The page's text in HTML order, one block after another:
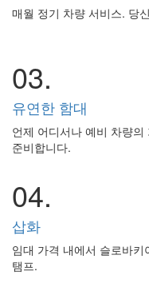
매월 정기 차량 서비스. 당
03.
유연한 함대
언제 어디서나 예비 차량
준비합니다.
04.
삽화
임대 가격 내에서 슬로바
탬프.